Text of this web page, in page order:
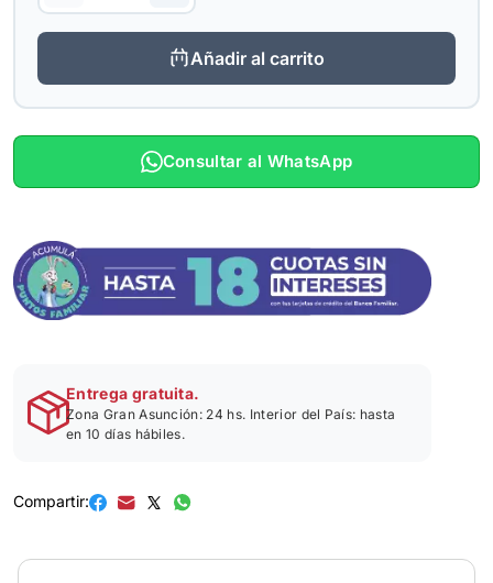
Añadir al carrito
Consultar al WhatsApp
Entrega gratuita.
Zona Gran Asunción: 24 hs. Interior del País: hasta
en 10 días hábiles.
Compartir: